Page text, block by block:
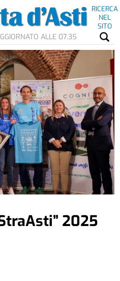
RICERCA
NEL
SITO
ALLE 07.35
2025